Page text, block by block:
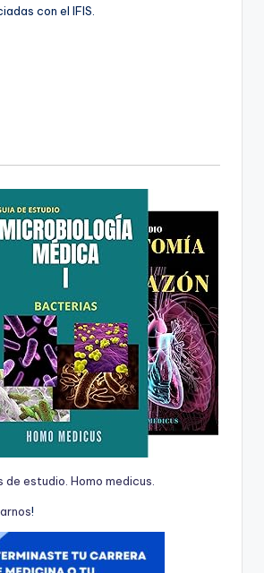
con el IFIS.
de estudio. Homo medicus.
arnos!